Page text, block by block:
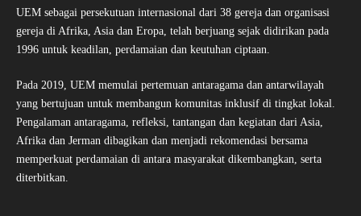
UEM sebagai persekutuan internasional dari 38 gereja dan organisasi
gereja di Afrika, Asia dan Eropa, telah berjuang sejak didirikan pada
1996 untuk keadilan, perdamaian dan keutuhan ciptaan.
Pada 2019, UEM memulai pertemuan antaragama dan antarwilayah
yang bertujuan untuk membangun komunitas inklusif di tingkat lokal.
Pengalaman antaragama, refleksi, tantangan dan kegiatan dari Asia,
Afrika dan Jerman dibagikan dan menjadi rekomendasi bersama
memperkuat perdamaian di antara masyarakat dikembangkan, serta
diterbitkan.